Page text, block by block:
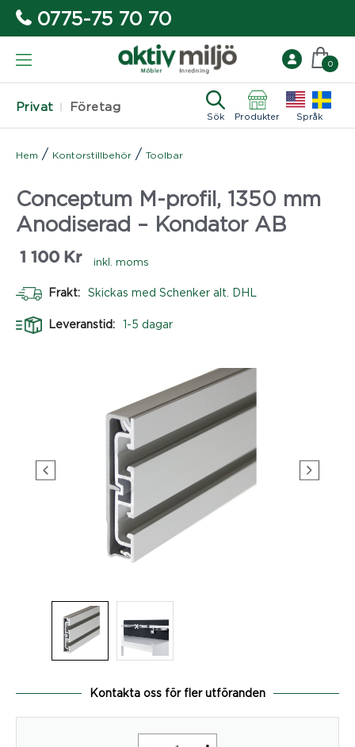
0775-75 70 70
Privat Företag
Sök Produkter Språk
0
Hem / Kontorstillbehör / Toolbar
Conceptum M-profil, 1350 mm
Anodiserad – Kondator AB
1 100 Kr inkl. moms
Frakt: Skickas med Schenker alt. DHL
Leveranstid: 1-5 dagar
Kontakta oss för fler utföranden